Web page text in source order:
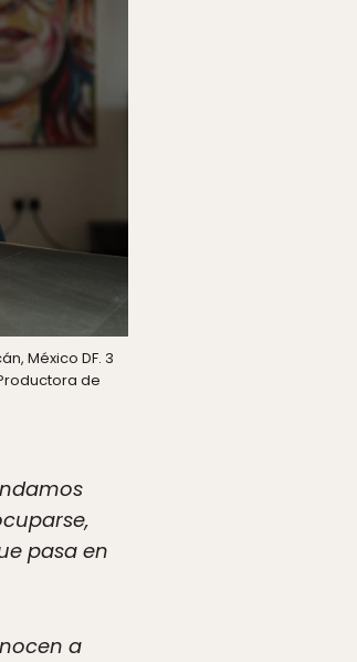
México DF. 3
de
pasa en
a